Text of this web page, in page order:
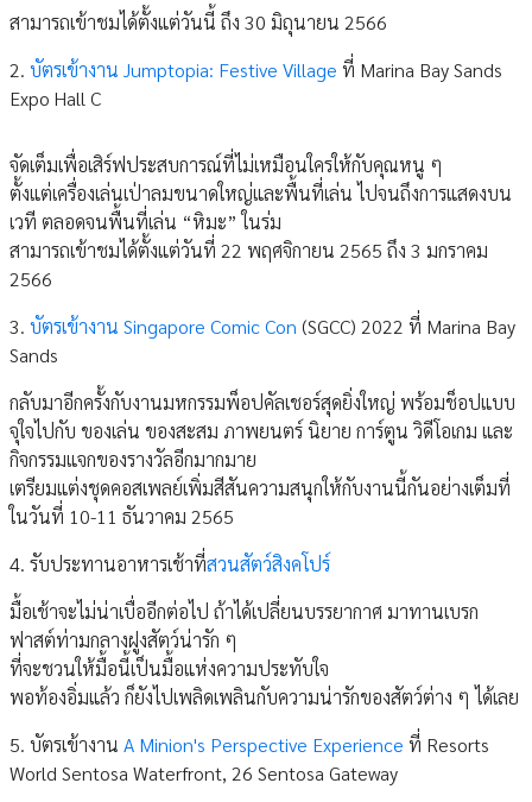
สามารถเข้าชมได้ตั้งแต่วันนี้ ถึง 30 มิถุนายน 2566
2. บัตรเข้างาน Jumptopia: Festive Village ที่ Marina Bay Sands
Expo Hall C
จัดเต็มเพื่อเสิร์ฟประสบการณ์ที่ไม่เหมือนใครให้กับคุณหนู ๆ
ตั้งแต่เครื่องเล่นเป่าลมขนาดใหญ่และพื้นที่เล่น ไปจนถึงการแสดงบน
เวที ตลอดจนพื้นที่เล่น “หิมะ” ในร่ม
สามารถเข้าชมได้ตั้งแต่วันที่ 22 พฤศจิกายน 2565 ถึง 3 มกราคม
2566
3. บัตรเข้างาน Singapore Comic Con (SGCC) 2022 ที่ Marina Bay
Sands
กลับมาอีกครั้งกับงานมหกรรมพ็อปคัลเชอร์สุดยิ่งใหญ่ พร้อมช็อปแบบ
จุใจไปกับ ของเล่น ของสะสม ภาพยนตร์ นิยาย การ์ตูน วิดีโอเกม และ
กิจกรรมแจกของรางวัลอีกมากมาย
เตรียมแต่งชุดคอสเพลย์เพิ่มสีสันความสนุกให้กับงานนี้กันอย่างเต็มที่
ในวันที่ 10-11 ธันวาคม 2565
4. รับประทานอาหารเช้าที่สวนสัตว์สิงคโปร์
มื้อเช้าจะไม่น่าเบื่ออีกต่อไป ถ้าได้เปลี่ยนบรรยากาศ มาทานเบรก
ฟาสต์ท่ามกลางฝูงสัตว์น่ารัก ๆ
ที่จะชวนให้มื้อนี้เป็นมื้อแห่งความประทับใจ
พอท้องอิ่มแล้ว ก็ยังไปเพลิดเพลินกับความน่ารักของสัตว์ต่าง ๆ ได้เลย
5. บัตรเข้างาน A Minion's Perspective Experience ที่ Resorts
World Sentosa Waterfront, 26 Sentosa Gateway